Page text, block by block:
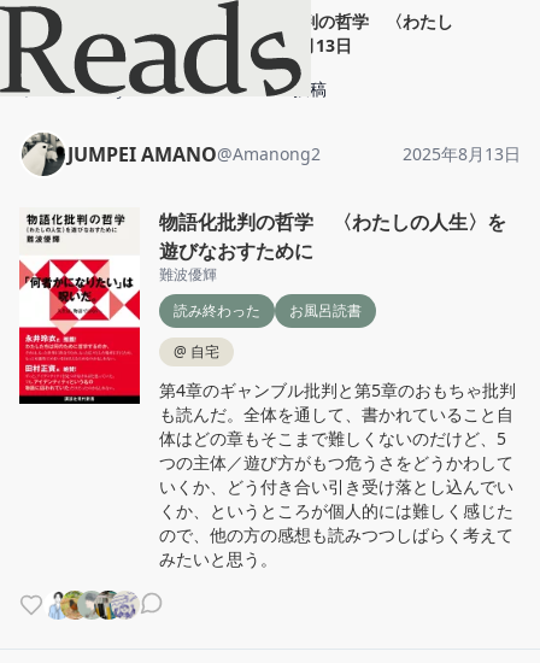
"
物語化批判の哲学 〈わたし
の..."
2025年8月13日
ホーム
JUMPEI AMANO 投稿
JUMPEI AMANO@Amanong2 2025年8月13日
物語化批判の哲学 〈わたしの人生〉を
遊びなおすために
難波優輝
読み終わった
お風呂読書
@ 自宅
第4章のギャンブル批判と第5章のおもちゃ批判
も読んだ。全体を通して、書かれていること自
体はどの章もそこまで難しくないのだけど、5
つの主体／遊び方がもつ危うさをどうかわして
いくか、どう付き合い引き受け落とし込んでい
くか、というところが個人的には難しく感じた
ので、他の方の感想も読みつつしばらく考えて
みたいと思う。